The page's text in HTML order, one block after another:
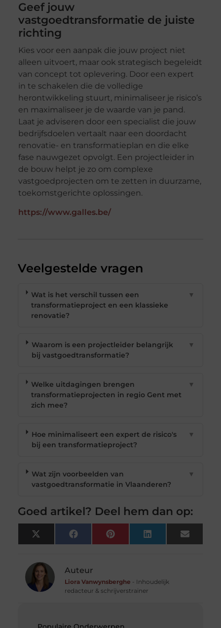
Geef jouw
vastgoedtransformatie de juiste
richting
Kies voor een aanpak die jouw project niet
alleen uitvoert, maar ook strategisch begeleidt
van concept tot oplevering. Door een expert
in te schakelen die de volledige
herontwikkeling stuurt, minimaliseer je risico’s
en maximaliseer je de waarde van je pand.
Laat je adviseren door een specialist die jouw
bedrijfsdoelen vertaalt naar een doordacht
renovatie- en transformatieplan en die elke
fase nauwgezet opvolgt. Een projectleider in
de bouw helpt je zo om complexe
vastgoedprojecten om te zetten in duurzame,
toekomstgerichte oplossingen.
https://www.galles.be/
Veelgestelde vragen
Wat is het verschil tussen een
transformatieproject en een klassieke
renovatie?
▼
Waarom is een projectleider belangrijk
bij vastgoedtransformatie?
▼
Welke uitdagingen brengen
transformatieprojecten in regio Gent met
zich mee?
▼
Hoe minimaliseert een expert de risico's
bij een transformatieproject?
▼
Wat zijn voorbeelden van
vastgoedtransformatie in Vlaanderen?
▼
Goed artikel? Deel hem dan op:
X
(Twitter)
FacebookPinterest LinkedIn Email
Auteur
Liora Vanwynsberghe - Inhoudelijk
redacteur & schrijverstrainer